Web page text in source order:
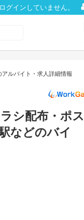
グインしていません。
ルバイト・求人詳細情報
シ配布・ポス
などのバイ